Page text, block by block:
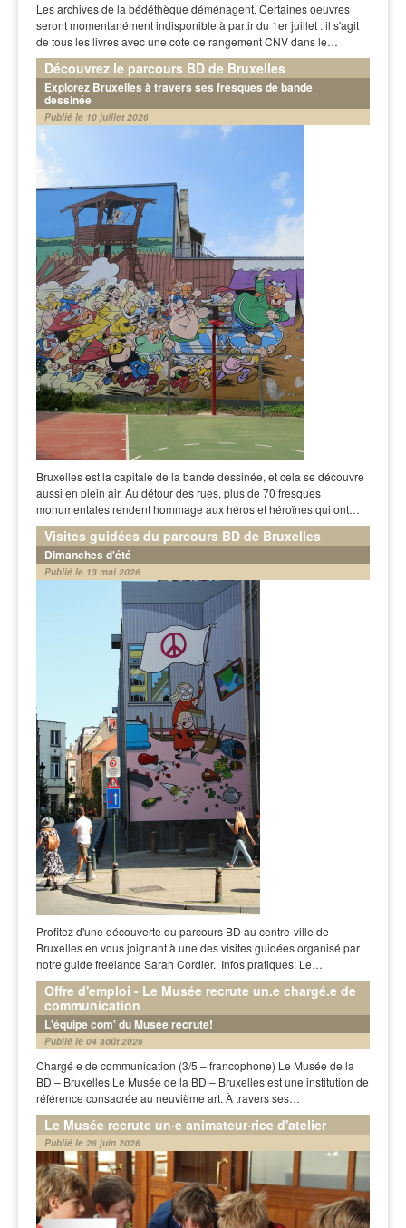
Les archives de la bédéthèque déménagent. Certaines oeuvres
seront momentanément indisponible à partir du 1er juillet : il s'agit
de tous les livres avec une cote de rangement CNV dans le…
Découvrez le parcours BD de Bruxelles
Explorez Bruxelles à travers ses fresques de bande
dessinée
Publié le 10 juillet 2026
Bruxelles est la capitale de la bande dessinée, et cela se découvre
aussi en plein air. Au détour des rues, plus de 70 fresques
monumentales rendent hommage aux héros et héroïnes qui ont…
Visites guidées du parcours BD de Bruxelles
Dimanches d'été
Publié le 13 mai 2026
Profitez d'une découverte du parcours BD au centre-ville de
Bruxelles en vous joignant à une des visites guidées organisé par
notre guide freelance Sarah Cordier. Infos pratiques: Le…
Offre d'emploi - Le Musée recrute un.e chargé.e de
communication
L'équipe com' du Musée recrute!
Publié le 04 août 2026
Chargé·e de communication (3/5 – francophone) Le Musée de la
BD – Bruxelles Le Musée de la BD – Bruxelles est une institution de
référence consacrée au neuvième art. À travers ses…
Le Musée recrute un·e animateur·rice d'atelier
Publié le 26 juin 2026